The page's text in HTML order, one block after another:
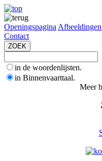
Openingspagina Afbeeldingen
Contact
in de woordenlijsten.
in Binnenvaarttaal.
Meer